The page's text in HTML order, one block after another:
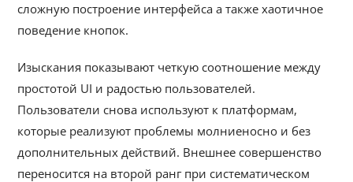
сложную построение интерфейса а также хаотичное
поведение кнопок.
Изыскания показывают четкую соотношение между
простотой UI и радостью пользователей.
Пользователи снова используют к платформам,
которые реализуют проблемы молниеносно и без
дополнительных действий. Внешнее совершенство
переносится на второй ранг при систематическом